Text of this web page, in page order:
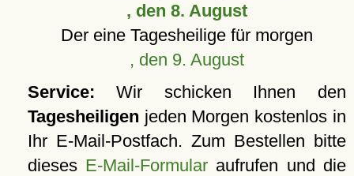
, den 8. August
Der eine Tagesheilige für morgen
, den 9. August
Service: Wir schicken Ihnen den
Tagesheiligen jeden Morgen kostenlos in
Ihr E-Mail-Postfach. Zum Bestellen bitte
dieses E-Mail-Formular aufrufen und die